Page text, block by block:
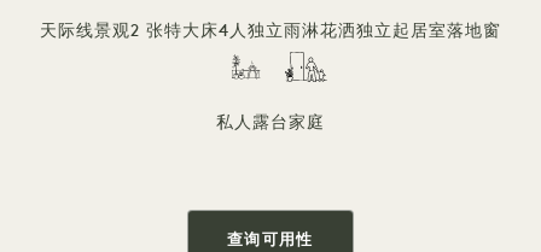
天际线景观2 张特大床4人独立雨淋花洒独立起居室落地窗
私人露台家庭
查询可用性